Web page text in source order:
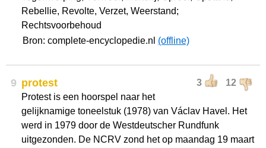
Rebellie, Revolte, Verzet, Weerstand;
Rechtsvoorbehoud
Bron: complete-encyclopedie.nl (offline)
9 3 12
protest
Protest is een hoorspel naar het
gelijknamige toneelstuk (1978) van Václav Havel. Het
werd in 1979 door de Westdeutscher Rundfunk
uitgezonden. De NCRV zond het op maandag 19 maart